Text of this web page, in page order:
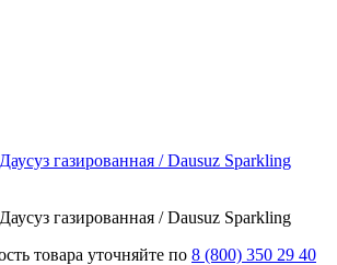
газированная / Dausuz Sparkling
газированная / Dausuz Sparkling
товара уточняйте по 8 (800) 350 29 40